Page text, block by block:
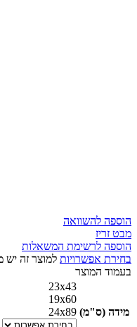
הוספה להשוואה
מבט זריז
הוספה לרשימת המשאלות
בחירת אפשרויות למוצר זה יש
בעמוד המוצר
מידה (ס"מ)
23x43
19x60
24x89